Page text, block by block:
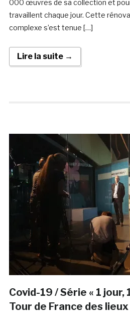
000 œuvres de sa collection et
travaillent chaque jour. Cette
complexe s’est tenue […]
Lire la suite →
Covid-19 / Série « 1 jour,
Tour de France des